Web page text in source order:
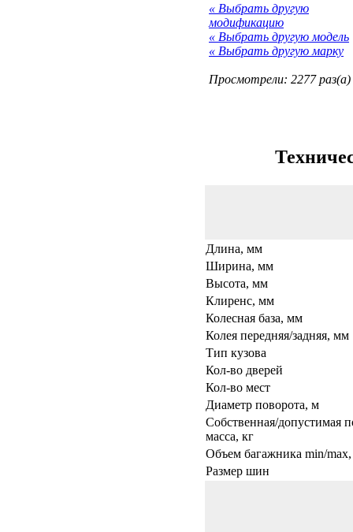
« Выбрать другую
модификацию
« Выбрать другую модель
« Выбрать другую марку
Просмотрели: 2277 раз(а)
Длина, мм
Ширина, мм
Высота, мм
Клиренс, мм
Колесная база, мм
Колея передняя/задняя, мм
Тип кузова
Кол-во дверей
Кол-во мест
Диаметр поворота, м
Собственная/допустимая
масса, кг
Объем багажника min/max,
Размер шин